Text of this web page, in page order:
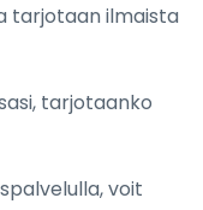
tarjotaan ilmaista
tarjotaanko
voit